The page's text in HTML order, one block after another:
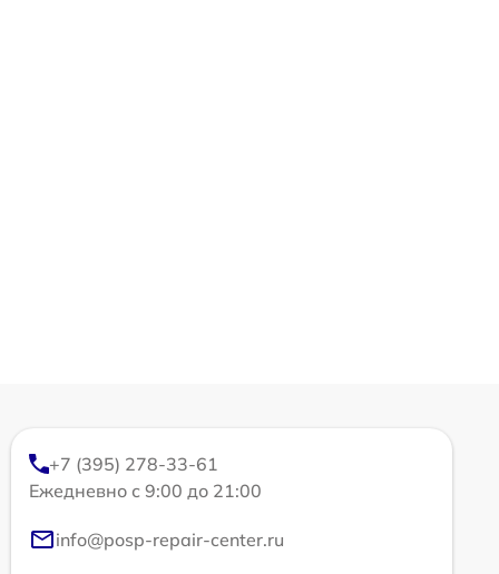
+7 (395) 278-33-61
Ежедневно с 9:00 до 21:00
info@posp-repair-center.ru